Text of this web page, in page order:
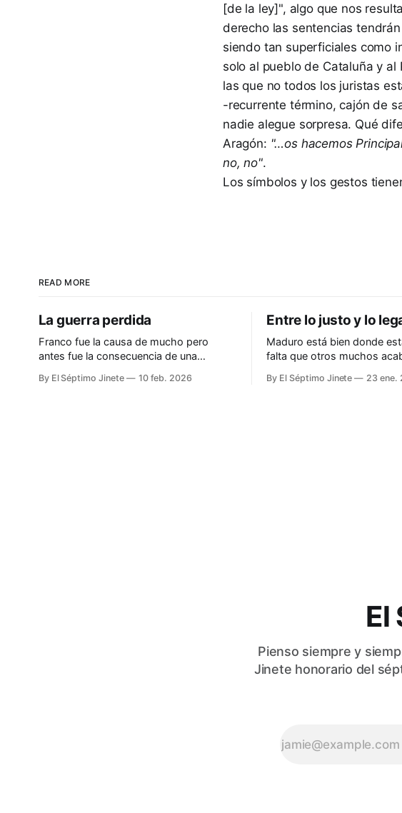
[de la ley]", algo que nos
derecho las sentencias
siendo tan superficiales como
solo al pueblo de Cataluña y
las que no todos los juristas
-recurrente término, cajón de
nadie alegue sorpresa. Qué
Aragón: "…os hacemos
no, no".
Los símbolos y los gestos
READ MORE
La guerra perdida
Franco fue la causa de mucho pero
antes fue la consecuencia de una
By El Séptimo Jinete 10 feb. 2026
Entre lo justo y lo
Maduro está bien donde
falta que otros muchos
By El Séptimo Jinete 23 ene.
El
Pienso siempre y
Jinete honorario del